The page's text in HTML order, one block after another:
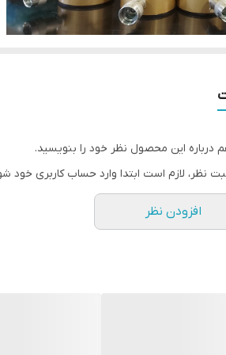
درباره این محصول نظر خود را بنویسید.
نظر، لازم است ابتدا وارد حساب کاربری خود
افزودن نظر